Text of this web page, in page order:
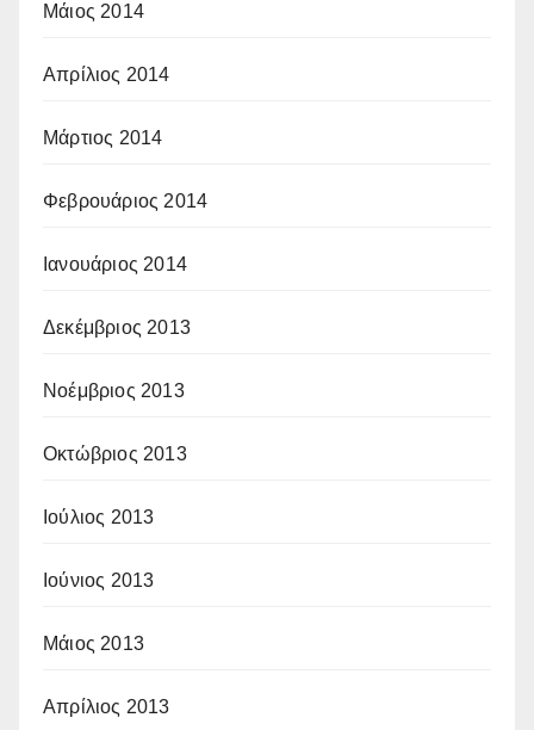
Μάιος 2014
Απρίλιος 2014
Μάρτιος 2014
Φεβρουάριος 2014
Ιανουάριος 2014
Δεκέμβριος 2013
Νοέμβριος 2013
Οκτώβριος 2013
Ιούλιος 2013
Ιούνιος 2013
Μάιος 2013
Απρίλιος 2013